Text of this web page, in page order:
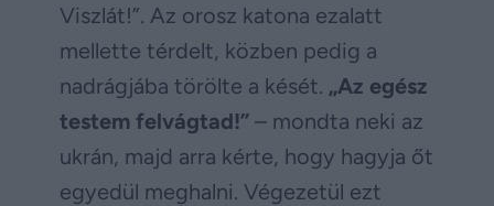
Viszlát!”. Az orosz katona ezalatt
mellette térdelt, közben pedig a
nadrágjába törölte a kését. „Az egész
testem felvágtad!” – mondta neki az
ukrán, majd arra kérte, hogy hagyja őt
egyedül meghalni. Végezetül ezt